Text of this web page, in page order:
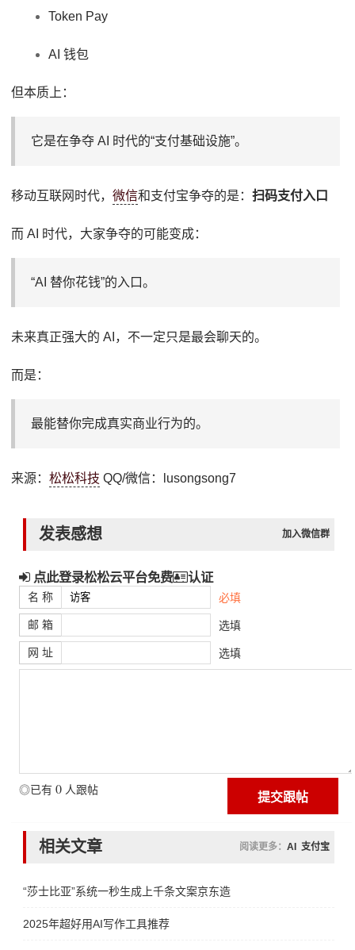
Token Pay
AI 钱包
但本质上：
它是在争夺 AI 时代的“支付基础设施”。
移动互联网时代，微信和支付宝争夺的是：扫码支付入口
而 AI 时代，大家争夺的可能变成：
“AI 替你花钱”的入口。
未来真正强大的 AI，不一定只是最会聊天的。
而是：
最能替你完成真实商业行为的。
来源：松松科技 QQ/微信：lusongsong7
发表感想 加入微信群
点此登录松松云平台免费 认证
名 称 必填
邮 箱 选填
网 址 选填
◎已有 0 人跟帖
相关文章 阅读更多： AI 支付宝
“莎士比亚”系统一秒生成上千条文案京东造
2025年超好用AI写作工具推荐